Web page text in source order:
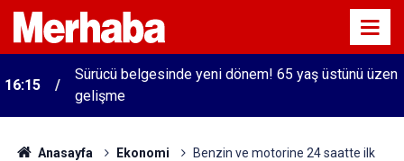
16:15
Sürücü belgesinde yeni dönem! 65 yaş üstünü üzen
gelişme
Anasayfa Ekonomi
Benzin ve motorine 24 saatte ilk